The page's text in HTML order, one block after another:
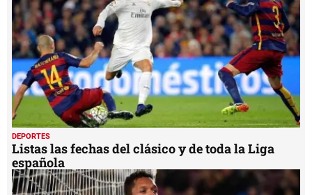
DEPORTES
Listas las fechas del clásico y de toda la Liga
española